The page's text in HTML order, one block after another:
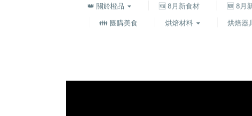
👑 關於橙品 🆕 8月新食材 🆕 8月
👪 團購美食
烘焙材料 烘焙器